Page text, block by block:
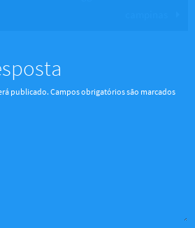
publicado.Campos obrigatórios são marcados